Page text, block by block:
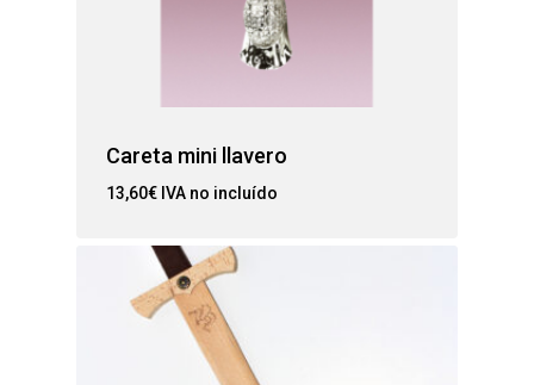
Careta mini llavero
13,60€ IVA no incluído